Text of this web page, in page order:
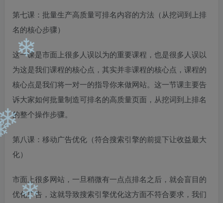
第七课：批量生产高质量可排名内容的方法（从挖词到上排
名的核心步骤）
这一课是市面上很多人误以为的重要课程，也是很多人误以
为这是我们课程的核心点，其实并非课程的核心点，课程的
核心点是我们将一对一的指导你来做网站。这一节课主要告
诉大家如何批量制造可排名的高质量页面，从挖词到上排名
的整个操作步骤。
第八课：移动广告优化（符合搜索引擎的前提下让收益最大
化）
市面上很多网站，一旦稍微有一点点排名之后，就会盲目的
优化广告，这就导致搜索引擎优化这方面不符合要求，我们
❄
❄ ❄